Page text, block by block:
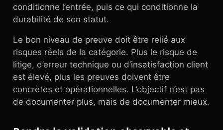
conditionne l’entrée, puis ce qui conditionne la
durabilité de son statut.
Le bon niveau de preuve doit être relié aux
risques réels de la catégorie. Plus le risque de
litige, d’erreur technique ou d’insatisfaction client
est élevé, plus les preuves doivent être
concrètes et opérationnelles. L’objectif n’est pas
de documenter plus, mais de documenter mieux.